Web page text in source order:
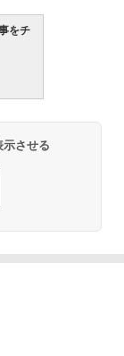
をチ
させる